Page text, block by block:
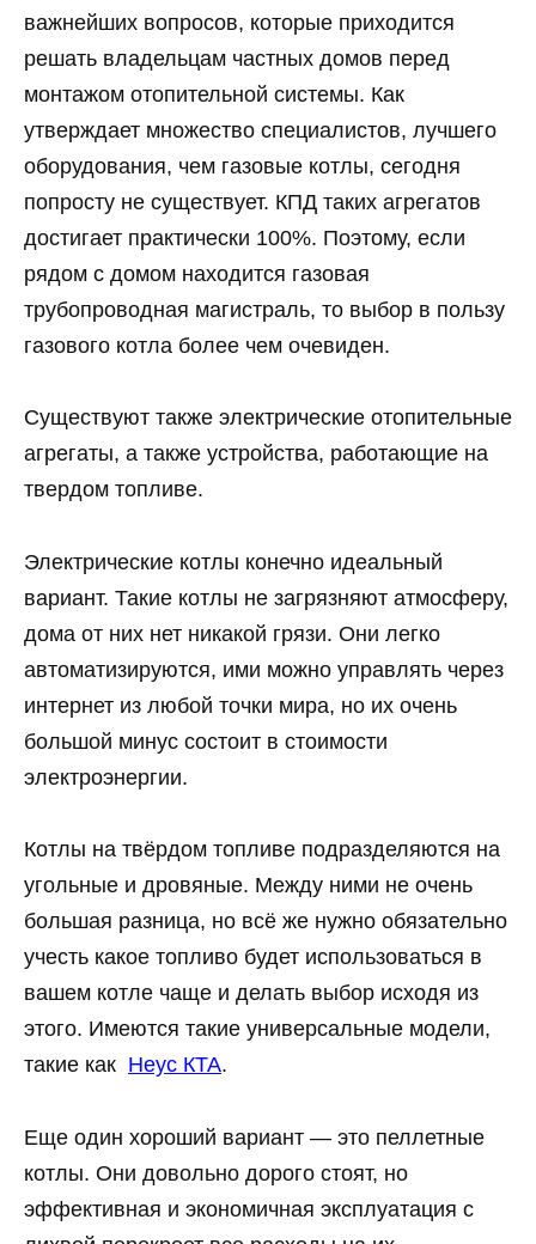
важнейших вопросов, которые приходится
решать владельцам частных домов перед
монтажом отопительной системы. Как
утверждает множество специалистов, лучшего
оборудования, чем газовые котлы, сегодня
попросту не существует. КПД таких агрегатов
достигает практически 100%. Поэтому, если
рядом с домом находится газовая
трубопроводная магистраль, то выбор в пользу
газового котла более чем очевиден.
Существуют также электрические отопительные
агрегаты, а также устройства, работающие на
твердом топливе.
Электрические котлы конечно идеальный
вариант. Такие котлы не загрязняют атмосферу,
дома от них нет никакой грязи. Они легко
автоматизируются, ими можно управлять через
интернет из любой точки мира, но их очень
большой минус состоит в стоимости
электроэнергии.
Котлы на твёрдом топливе подразделяются на
угольные и дровяные. Между ними не очень
большая разница, но всё же нужно обязательно
учесть какое топливо будет использоваться в
вашем котле чаще и делать выбор исходя из
этого. Имеются такие универсальные модели,
такие как Неус КТА.
Еще один хороший вариант — это пеллетные
котлы. Они довольно дорого стоят, но
эффективная и экономичная эксплуатация с